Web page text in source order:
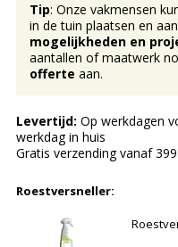
Tip: Onze vakmensen
in de tuin plaatsen en
mogelijkheden en
aantallen of maatwerk
offerte aan.
Levertijd: Op werkdagen
werkdag in huis
Gratis verzending vanaf
Roestversneller: